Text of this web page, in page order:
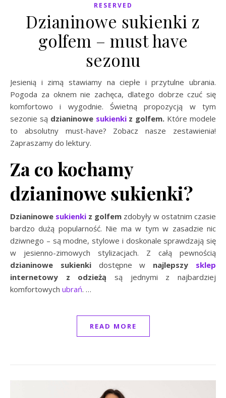
RESERVED
Dzianinowe sukienki z
golfem – must have
sezonu
Jesienią i zimą stawiamy na ciepłe i przytulne ubrania.
Pogoda za oknem nie zachęca, dlatego dobrze czuć się
komfortowo i wygodnie. Świetną propozycją w tym
sezonie są dzianinowe sukienkiz golfem. Które modele
to absolutny must-have? Zobacz nasze zestawienia!
Zapraszamy do lektury.
Za co kochamy
dzianinowe sukienki?
Dzianinowe sukienki z golfem zdobyły w ostatnim czasie
bardzo dużą popularność. Nie ma w tym w zasadzie nic
dziwnego – są modne, stylowe i doskonale sprawdzają się
w jesienno-zimowych stylizacjach. Z całą pewnością
dzianinowe sukienki dostępne w najlepszy sklep
internetowy z odzieżą są jednymi z najbardziej
komfortowych ubrań. …
READ MORE